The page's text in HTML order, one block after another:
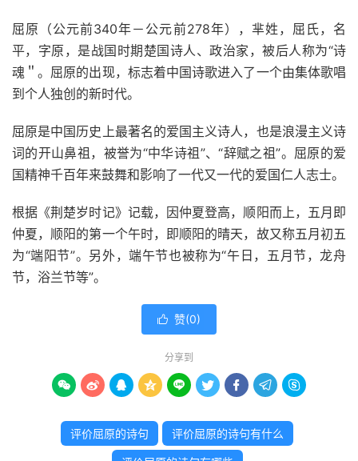
屈原（公元前340年－公元前278年），芈姓，屈氏，名
平，字原，是战国时期楚国诗人、政治家，被后人称为“诗
魂＂。屈原的出现，标志着中国诗歌进入了一个由集体歌唱
到个人独创的新时代。
屈原是中国历史上最著名的爱国主义诗人，也是浪漫主义诗
词的开山鼻祖，被誉为“中华诗祖”、“辞赋之祖”。屈原的爱
国精神千百年来鼓舞和影响了一代又一代的爱国仁人志士。
根据《荆楚岁时记》记载，因仲夏登高，顺阳而上，五月即
仲夏，顺阳的第一个午时，即顺阳的晴天，故又称五月初五
为“端阳节”。另外，端午节也被称为“午日，五月节，龙舟
节，浴兰节等”。
 赞(0)
分享到
        
评价屈原的诗句 评价屈原的诗句有什么